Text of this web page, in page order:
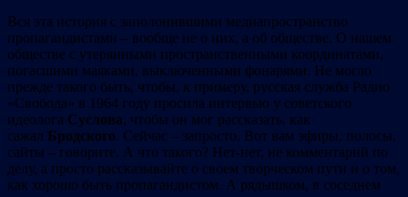
Вся эта история с заполонившими медиапространство
пропагандистами – вообще не о них, а об обществе. О нашем
обществе с утерянными пространственными координатами,
погасшими маяками, выключенными фонарями. Не могло
прежде такого быть, чтобы, к примеру, русская служба Радио
«Свобода» в 1964 году просила интервью у советского
идеолога Суслова, чтобы он мог рассказать, как
сажал Бродского. Сейчас – запросто. Вот вам эфиры, полосы,
сайты – говорите. А что такого? Нет-нет, не комментарий по
делу, а просто рассказывайте о своем творческом пути и о том,
как хорошо быть пропагандистом. А рядышком, в соседнем